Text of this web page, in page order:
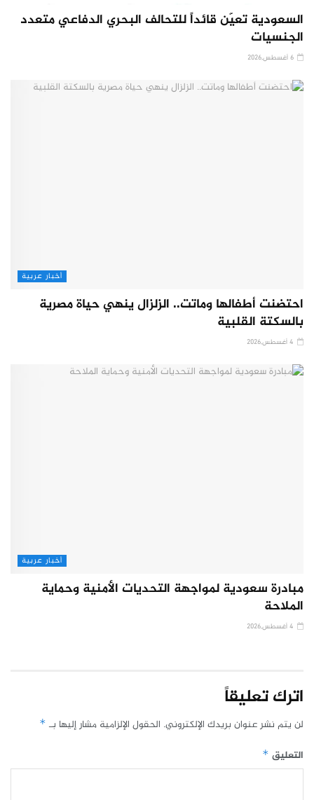
السعودية تعيّن قائداً للتحالف البحري الدفاعي متعدد
الجنسيات
أخبار عربية
احتضنت أطفالها وماتت.. الزلزال ينهي حياة مصرية
بالسكتة القلبية
أخبار عربية
مبادرة سعودية لمواجهة التحديات الأمنية وحماية
الملاحة
اترك تعليقاً
لن يتم نشر عنوان بريدك الإلكتروني. الحقول الإلزامية مشار إليها بـ *
التعليق *